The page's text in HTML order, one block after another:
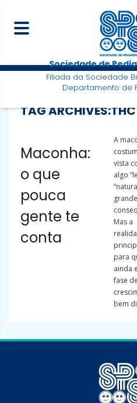
Sociedade de
Filiada da Sociedade
Departamento de
TAG ARCHIVES:THC
Maconha:
o que
pouca
gente te
conta
A
vista
algo
Mas a
para
ainda
fase de
bem